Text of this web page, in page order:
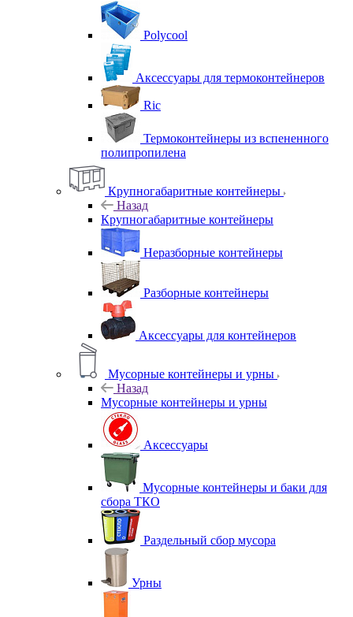
Polycool
Аксессуары для термоконтейнеров
Ric
Термоконтейнеры из вспененного
полипропилена
Крупногабаритные контейнеры
Назад
Крупногабаритные контейнеры
Неразборные контейнеры
Разборные контейнеры
Аксессуары для контейнеров
Мусорные контейнеры и урны
Назад
Мусорные контейнеры и урны
Аксессуары
Мусорные контейнеры и баки для
сбора ТКО
Раздельный сбор мусора
Урны